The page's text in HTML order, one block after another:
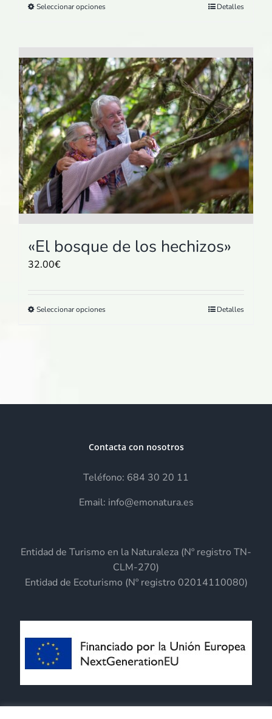
Seleccionar opcionesEste
variantes.
Las
opciones
se
pueden
elegir
en
la
página
de
Detalles
«El bosque de los hechizos»
32.00€
Seleccionar opcionesEste
opciones
elegir
la
de
Detalles
Contacta con nosotros
Teléfono: 684 30 20 11
Email: info@emonatura.es
Entidad de Turismo en la Naturaleza (Nº registro TN-
CLM-270)
Entidad de Ecoturismo (Nº registro 02014110080)